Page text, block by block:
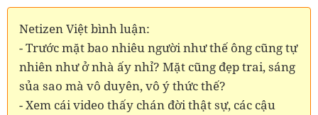
Netizen Việt bình luận:
- Trước mặt bao nhiêu người như thế ông cũng tự
nhiên như ở nhà ấy nhỉ? Mặt cũng đẹp trai, sáng
sủa sao mà vô duyên, vô ý thức thế?
- Xem cái video thấy chán đời thật sự, các cậu